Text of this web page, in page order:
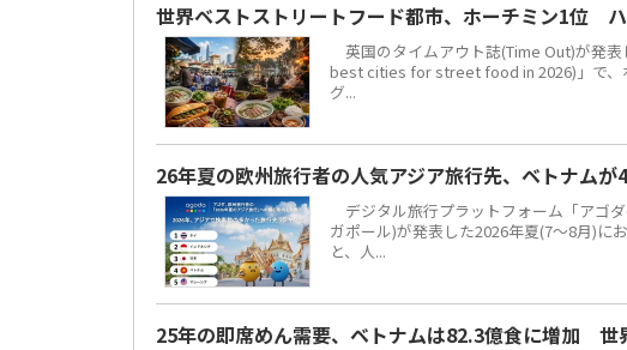
世界ベストストリートフード都市、ホーチミン1位
英国のタイムアウト誌(Time Out)が発
best cities for street food in 2026)」で、
グ...
26年夏の欧州旅行者の人気アジア旅行先、ベトナムが
デジタル旅行プラットフォーム「アゴ
ガポール)が発表した2026年夏(7～8月)に
と、人...
25年の即席めん需要、ベトナムは82.3億食に増加 世